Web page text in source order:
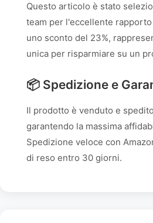
Questo articolo è stato
team per l'eccellente
uno sconto del 23%,
unica per risparmiare su un
📦 Spedizione e
Il prodotto è venduto e
garantendo la massima
Spedizione veloce con
di reso entro 30 giorni.